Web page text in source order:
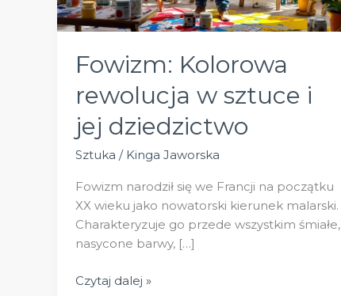
Fowizm: Kolorowa
rewolucja w sztuce i
jej dziedzictwo
Sztuka / Kinga Jaworska
Fowizm narodził się we Francji na początku
XX wieku jako nowatorski kierunek malarski.
Charakteryzuje go przede wszystkim śmiałe,
nasycone barwy, […]
Fowizm:
Czytaj dalej »